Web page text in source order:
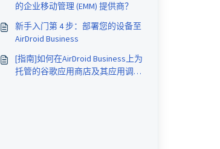
的企业移动管理 (EMM) 提供商？
新手入门第 4 步：部署您的设备至
AirDroid Business
[指南]如何在AirDroid Business上为
托管的谷歌应用商店及其应用调整